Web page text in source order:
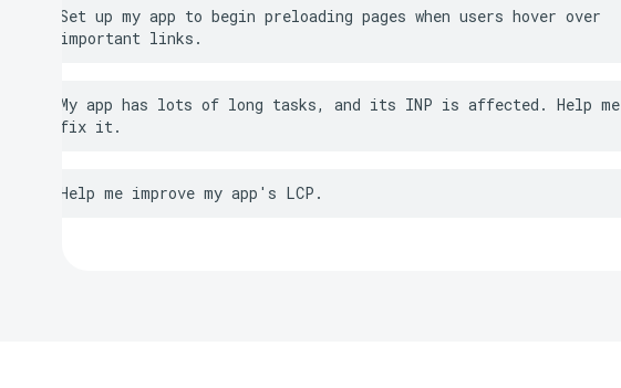
Set up my app to begin preloading pages when users hover over
important links.
My app has lots of long tasks, and its INP is affected. Help me
fix it.
Help me improve my app's LCP.